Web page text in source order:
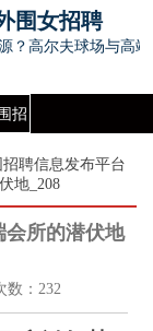
围女招聘
？高尔夫球场与高
招
台
聘信息发布平台
地_208
会所的潜伏地
数：232